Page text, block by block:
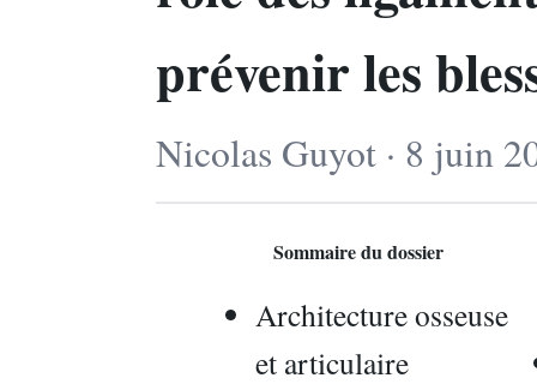
prévenir les
Nicolas Guyot · 8 juin
Sommaire du dossier
Architecture osseuse
et articulaire